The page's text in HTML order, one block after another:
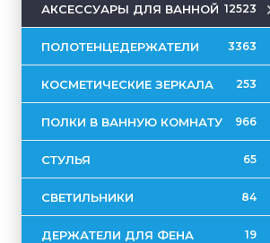
АКСЕССУАРЫ ДЛЯ ВАННОЙ 12523
ПОЛОТЕНЦЕДЕРЖАТЕЛИ 3363
КОСМЕТИЧЕСКИЕ ЗЕРКАЛА 253
ПОЛКИ В ВАННУЮ КОМНАТУ 966
СТУЛЬЯ 65
СВЕТИЛЬНИКИ 84
ДЕРЖАТЕЛИ ДЛЯ ФЕНА 19